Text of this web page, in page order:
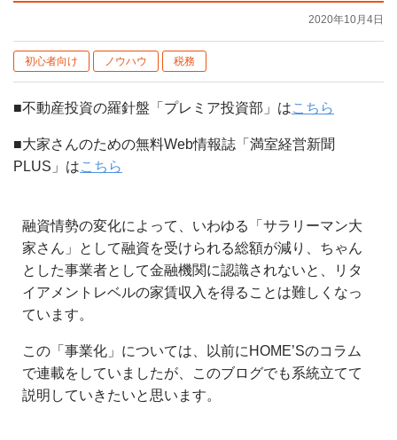
2020年10月4日
初心者向け ノウハウ 税務
■不動産投資の羅針盤「プレミア投資部」はこちら
■大家さんのための無料Web情報誌「満室経営新聞
PLUS」はこちら
融資情勢の変化によって、いわゆる「サラリーマン大
家さん」として融資を受けられる総額が減り、ちゃん
とした事業者として金融機関に認識されないと、リタ
イアメントレベルの家賃収入を得ることは難しくなっ
ています。
この「事業化」については、以前にHOME’Sのコラム
で連載をしていましたが、このブログでも系統立てて
説明していきたいと思います。